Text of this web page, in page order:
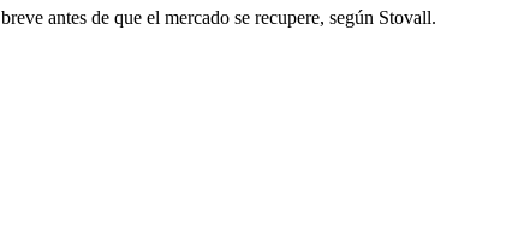
breve antes de que el mercado se recupere, según Stovall.